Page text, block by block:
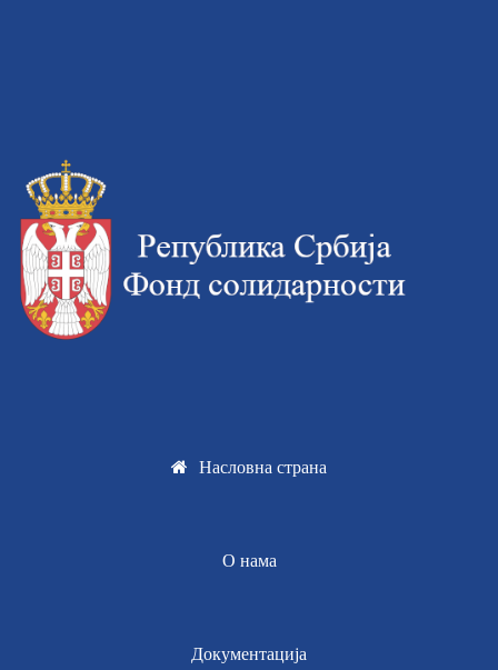
Насловна страна
О нама
Документација